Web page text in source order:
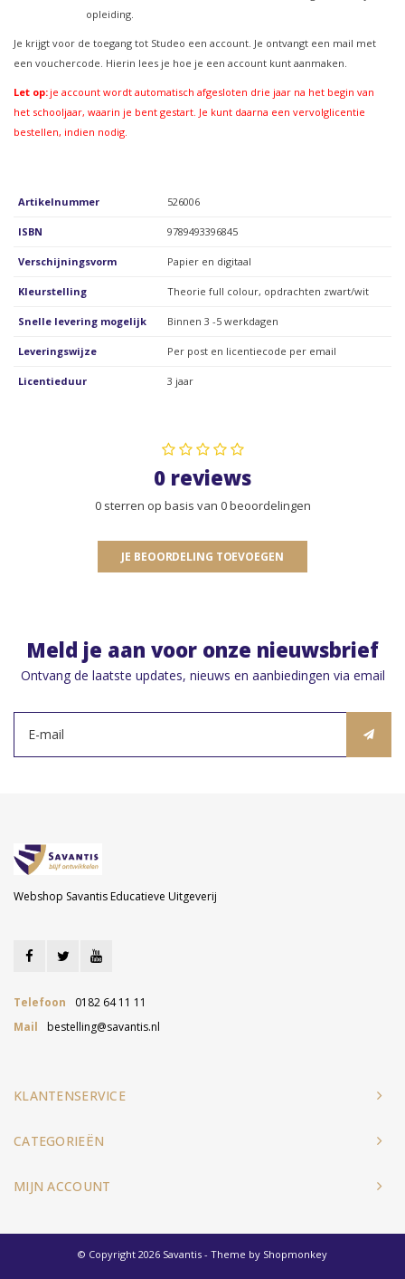
opleiding.
Je krijgt voor de toegang tot Studeo een account. Je ontvangt een mail met
een vouchercode. Hierin lees je hoe je een account kunt aanmaken.
Let op: je account wordt automatisch afgesloten drie jaar na het begin van
het schooljaar, waarin je bent gestart. Je kunt daarna een vervolglicentie
bestellen, indien nodig.
Artikelnummer 526006
ISBN 9789493396845
Verschijningsvorm Papier en digitaal
Kleurstelling Theorie full colour, opdrachten zwart/wit
Snelle levering mogelijk Binnen 3 -5 werkdagen
Leveringswijze Per post en licentiecode per email
Licentieduur 3 jaar
0 reviews
0 sterren op basis van 0 beoordelingen
JE BEOORDELING TOEVOEGEN
Meld je aan voor onze nieuwsbrief
Ontvang de laatste updates, nieuws en aanbiedingen via email
Webshop Savantis Educatieve Uitgeverij
Telefoon
0182 64 11 11
Mail
bestelling@savantis.nl
KLANTENSERVICE
CATEGORIEËN
MIJN ACCOUNT
© Copyright 2026 Savantis - Theme by Shopmonkey